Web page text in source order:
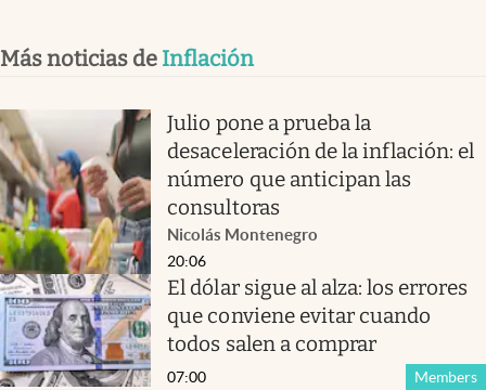
Más noticias de Inflación
Julio pone a prueba la
desaceleración de la inflación: el
número que anticipan las
consultoras
Nicolás Montenegro
20:06
El dólar sigue al alza: los errores
que conviene evitar cuando
todos salen a comprar
Members
07:00